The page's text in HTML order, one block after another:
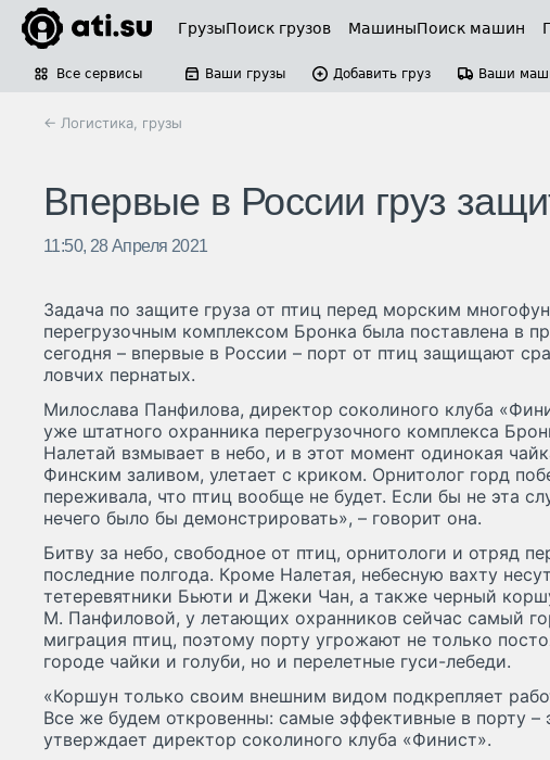
ГрузыПоиск грузов МашиныПоиск машин
Все сервисы Ваши грузы Добавить груз Ваши
← Логистика, грузы
Впервые в России груз
11:50, 28 Апреля 2021
Задача по защите груза от птиц перед морским
перегрузочным комплексом Бронка была поставлена в
сегодня – впервые в России – порт от птиц защищают
ловчих пернатых.
Милослава Панфилова, директор соколиного клуба
уже штатного охранника перегрузочного комплекса
Налетай взмывает в небо, и в этот момент одинокая
Финским заливом, улетает с криком. Орнитолог горд
переживала, что птиц вообще не будет. Если бы не эта
нечего было бы демонстрировать», – говорит она.
Битву за небо, свободное от птиц, орнитологи и отряд
последние полгода. Кроме Налетая, небесную вахту
тетеревятники Бьюти и Джеки Чан, а также черный
М. Панфиловой, у летающих охранников сейчас самый
миграция птиц, поэтому порту угрожают не только
городе чайки и голуби, но и перелетные гуси-лебеди.
«Коршун только своим внешним видом подкрепляет
Все же будем откровенны: самые эффективные в порту –
утверждает директор соколиного клуба «Финист».